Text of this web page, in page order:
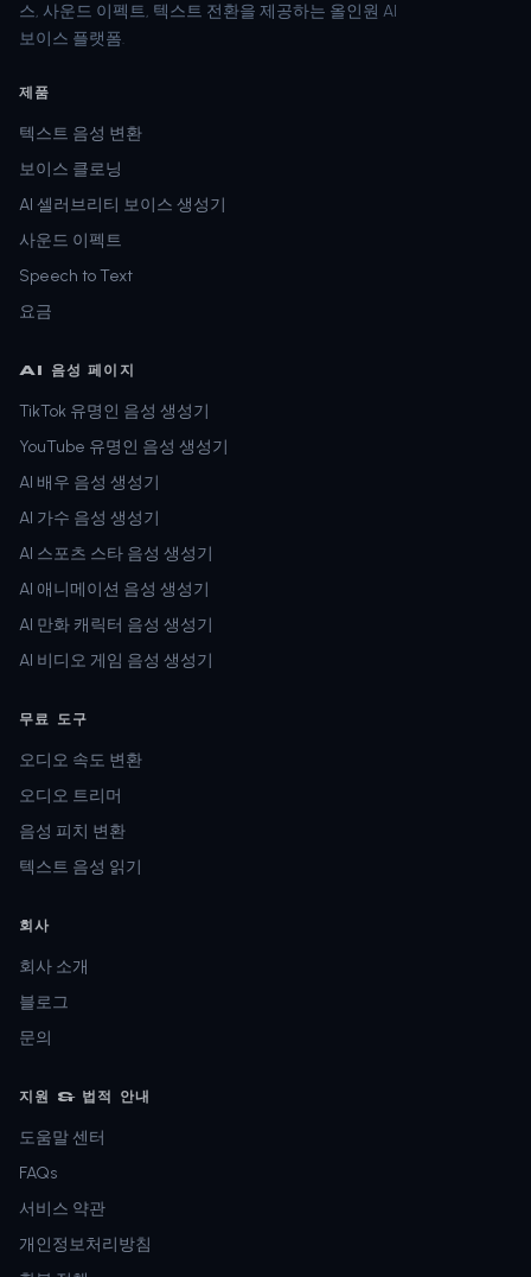
스, 사운드 이펙트, 텍스트 전환을 제공하는 올인원 AI
보이스 플랫폼.
제품
텍스트 음성 변환
보이스 클로닝
AI 셀러브리티 보이스 생성기
사운드 이펙트
Speech to Text
요금
AI 음성 페이지
TikTok 유명인 음성 생성기
YouTube 유명인 음성 생성기
AI 배우 음성 생성기
AI 가수 음성 생성기
AI 스포츠 스타 음성 생성기
AI 애니메이션 음성 생성기
AI 만화 캐릭터 음성 생성기
AI 비디오 게임 음성 생성기
무료 도구
오디오 속도 변환
오디오 트리머
음성 피치 변환
텍스트 음성 읽기
회사
회사 소개
블로그
문의
지원 & 법적 안내
도움말 센터
FAQs
서비스 약관
개인정보처리방침